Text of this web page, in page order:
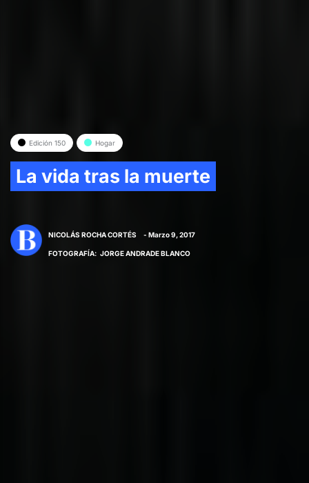
Edición 150 Hogar
La vida tras la muerte
NICOLÁS ROCHA CORTÉS - Marzo 9, 2017
FOTOGRAFÍA: JORGE ANDRADE BLANCO